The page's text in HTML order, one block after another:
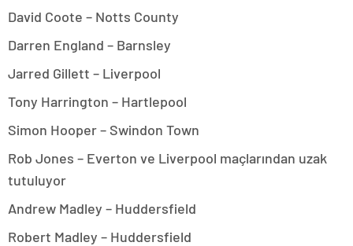
David Coote – Notts County
Darren England – Barnsley
Jarred Gillett – Liverpool
Tony Harrington – Hartlepool
Simon Hooper – Swindon Town
Rob Jones – Everton ve Liverpool maçlarından uzak
tutuluyor
Andrew Madley – Huddersfield
Robert Madley – Huddersfield